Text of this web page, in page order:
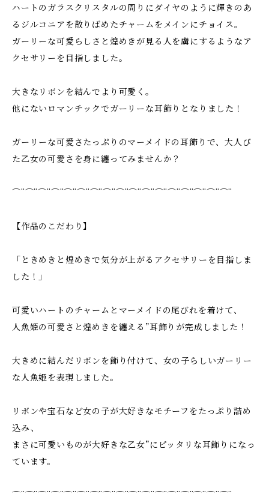
ハートのガラスクリスタルの周りにダイヤのように輝きのあ
るジルコニアを散りばめたチャームをメインにチョイス。
ガーリーな可愛らしさと煌めきが見る人を虜にするようなア
クセサリーを目指しました。
大きなリボンを結んでより可愛く。
他にないロマンチックでガーリーな耳飾りとなりました！
ガーリーな可愛さたっぷりのマーメイドの耳飾りで、大人び
た乙女の可愛さを身に纏ってみませんか？
⌒¨⌒¨⌒¨⌒¨⌒¨⌒¨⌒¨⌒¨⌒¨⌒¨⌒¨⌒¨⌒¨⌒¨⌒¨⌒¨⌒¨
【作品のこだわり】
「ときめきと煌めきで気分が上がるアクセサリーを目指しま
した！」
可愛いハートのチャームとマーメイドの尾びれを着けて、
人魚姫の可愛さと煌めきを纏える”耳飾りが完成しました！
大きめに結んだリボンを飾り付けて、女の子らしいガーリー
な人魚姫を表現しました。
リボンや宝石など女の子が大好きなモチーフをたっぷり詰め
込み、
まさに可愛いものが大好きな乙女”にピッタリな耳飾りになっ
ています。